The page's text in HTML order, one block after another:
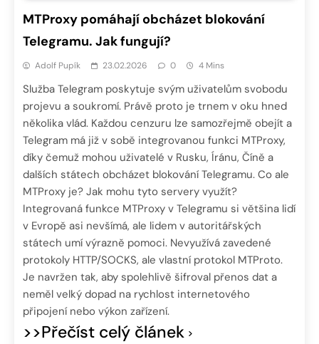
MTProxy pomáhají obcházet blokování
Telegramu. Jak fungují?
Adolf Pupík 23.02.2026 0 4 Mins
Služba Telegram poskytuje svým uživatelům svobodu
projevu a soukromí. Právě proto je trnem v oku hned
několika vlád. Každou cenzuru lze samozřejmě obejít a
Telegram má již v sobě integrovanou funkci MTProxy,
díky čemuž mohou uživatelé v Rusku, Íránu, Číně a
dalších státech obcházet blokování Telegramu. Co ale
MTProxy je? Jak mohu tyto servery využít?
Integrovaná funkce MTProxy v Telegramu si většina lidí
v Evropě asi nevšímá, ale lidem v autoritářských
státech umí výrazně pomoci. Nevyužívá zavedené
protokoly HTTP/SOCKS, ale vlastní protokol MTProto.
Je navržen tak, aby spolehlivě šifroval přenos dat a
neměl velký dopad na rychlost internetového
připojení nebo výkon zařízení.
>>Přečíst celý článek